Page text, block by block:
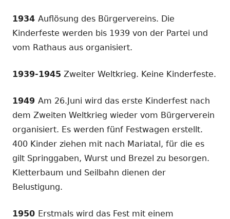
1934 Auflösung des Bürgervereins. Die
Kinderfeste werden bis 1939 von der Partei und
vom Rathaus aus organisiert.
1939-1945 Zweiter Weltkrieg. Keine Kinderfeste.
1949 Am 26.Juni wird das erste Kinderfest nach
dem Zweiten Weltkrieg wieder vom Bürgerverein
organisiert. Es werden fünf Festwagen erstellt.
400 Kinder ziehen mit nach Mariatal, für die es
gilt Springgaben, Wurst und Brezel zu besorgen.
Kletterbaum und Seilbahn dienen der
Belustigung.
1950 Erstmals wird das Fest mit einem